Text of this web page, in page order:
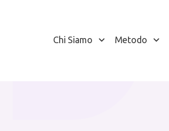
Chi Siamo Metodo